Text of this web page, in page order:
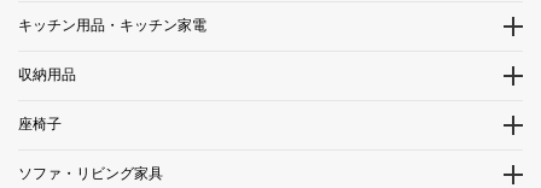
キッチン用品・キッチン家電
収納用品
座椅子
ソファ・リビング家具